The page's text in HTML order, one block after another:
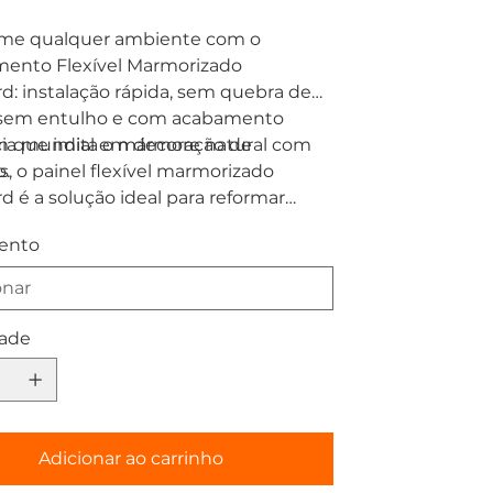
qualquer ambiente com o
Flexível Marmorizado
instalação rápida, sem quebra de
entulho e com acabamento
que imita o mármore natural com
mundial em decoração de
o painel flexível marmorizado
é a solução ideal para reformar
muito menos do que em mármores
de grande formato, sem
Adicionar ao carrinho